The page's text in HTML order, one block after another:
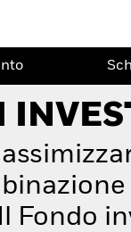
Fondo